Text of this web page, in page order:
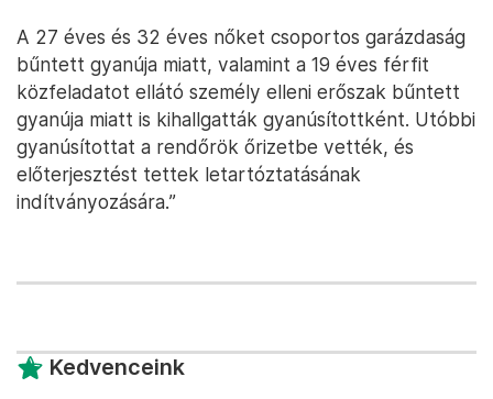
A 27 éves és 32 éves nőket csoportos garázdaság
bűntett gyanúja miatt, valamint a 19 éves férfit
közfeladatot ellátó személy elleni erőszak bűntett
gyanúja miatt is kihallgatták gyanúsítottként. Utóbbi
gyanúsítottat a rendőrök őrizetbe vették, és
előterjesztést tettek letartóztatásának
indítványozására.”
Kedvenceink